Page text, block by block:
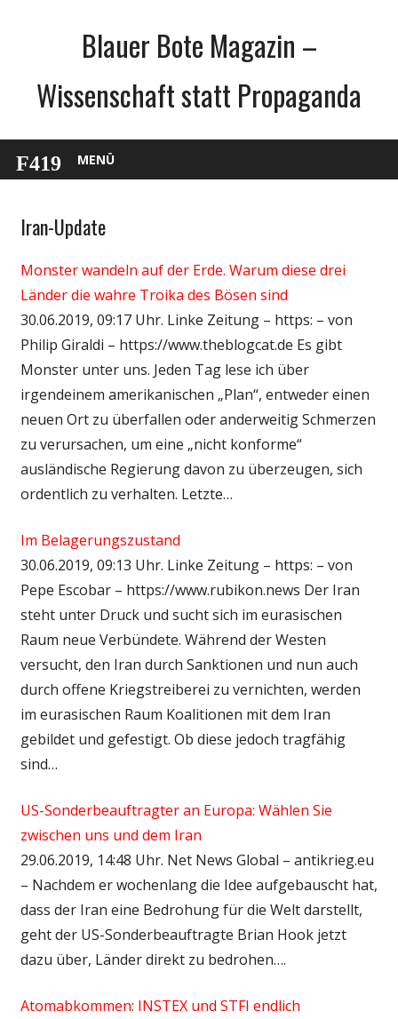
Blauer Bote Magazin –
Wissenschaft statt Propaganda
MENÜ
Gesellschaft
Politik
Wissenschaft
Iran-Update
Monster wandeln auf der Erde. Warum diese drei
Länder die wahre Troika des Bösen sind
30.06.2019, 09:17 Uhr. Linke Zeitung – https: – von
Philip Giraldi – https://www.theblogcat.de Es gibt
Monster unter uns. Jeden Tag lese ich über
irgendeinem amerikanischen „Plan“, entweder einen
neuen Ort zu überfallen oder anderweitig Schmerzen
zu verursachen, um eine „nicht konforme“
ausländische Regierung davon zu überzeugen, sich
ordentlich zu verhalten. Letzte…
Im Belagerungszustand
30.06.2019, 09:13 Uhr. Linke Zeitung – https: – von
Pepe Escobar – https://www.rubikon.news Der Iran
steht unter Druck und sucht sich im eurasischen
Raum neue Verbündete. Während der Westen
versucht, den Iran durch Sanktionen und nun auch
durch offene Kriegstreiberei zu vernichten, werden
im eurasischen Raum Koalitionen mit dem Iran
gebildet und gefestigt. Ob diese jedoch tragfähig
sind…
US-Sonderbeauftragter an Europa: Wählen Sie
zwischen uns und dem Iran
29.06.2019, 14:48 Uhr. Net News Global – antikrieg.eu
– Nachdem er wochenlang die Idee aufgebauscht hat,
dass der Iran eine Bedrohung für die Welt darstellt,
geht der US-Sonderbeauftragte Brian Hook jetzt
dazu über, Länder direkt zu bedrohen….
Atomabkommen: INSTEX und STFI endlich